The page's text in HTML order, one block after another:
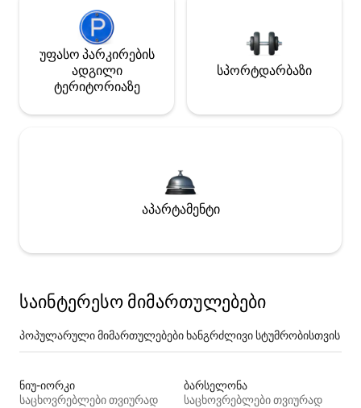
უფასო პარკირების
ადგილი
ტერიტორიაზე
სპორტდარბაზი
აპარტამენტი
საინტერესო მიმართულებები
პოპულარული მიმართულებები ხანგრძლივი სტუმრობისთვის
ნიუ-იორკი
საცხოვრებლები თვიურად
ბარსელონა
საცხოვრებლები თვიურად